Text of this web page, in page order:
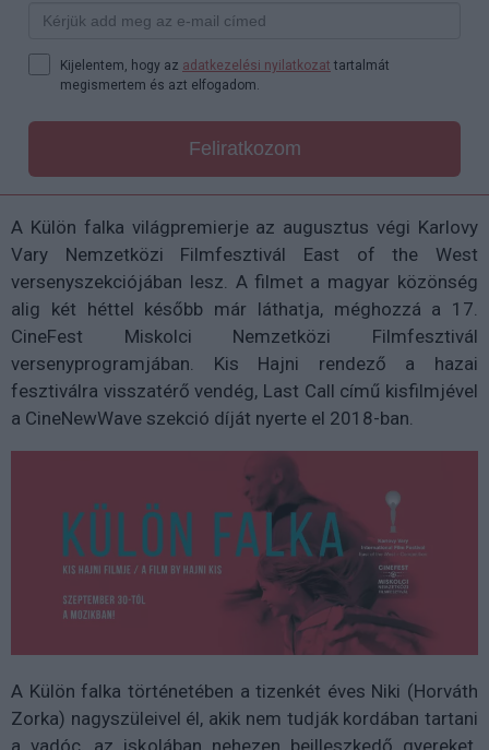
Kijelentem, hogy az adatkezelési nyilatkozat tartalmát
megismertem és azt elfogadom.
Feliratkozom
A Külön falka világpremierje az augusztus végi Karlovy
Vary Nemzetközi Filmfesztivál East of the West
versenyszekciójában lesz. A filmet a magyar közönség
alig két héttel később már láthatja, méghozzá a 17.
CineFest Miskolci Nemzetközi Filmfesztivál
versenyprogramjában. Kis Hajni rendező a hazai
fesztiválra visszatérő vendég, Last Call című kisfilmjével
a CineNewWave szekció díját nyerte el 2018-ban.
A Külön falka történetében a tizenkét éves Niki (Horváth
Zorka) nagyszüleivel él, akik nem tudják kordában tartani